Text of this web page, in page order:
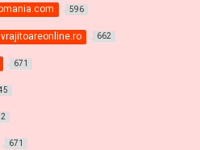
596
vrajitoareonline.ro 662
671
671